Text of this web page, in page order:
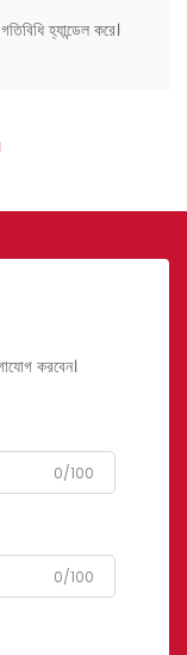
হ্যান্ডেল করে।
করবেন।
0/100
0/100